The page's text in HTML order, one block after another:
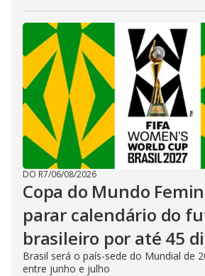
DO R7/06/08/2026
Copa do Mundo
parar calendário do
brasileiro por até 45
Brasil será o país-sede do Mundial de
entre junho e julho